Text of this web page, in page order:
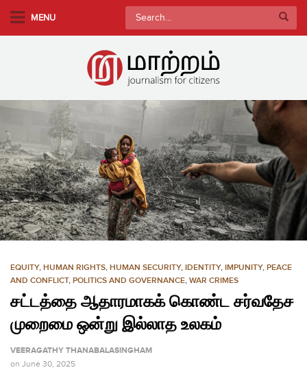
i
n
c
o
n
t
MENU
Search
for:
EQUITY, HUMAN RIGHTS, HUMAN SECURITY, IDENTITY, IMPUNITY, PEACE
AND CONFLICT, POLITICS AND GOVERNANCE, WAR CRIMES
சட்டத்தை ஆதாரமாகக் கொண்ட சர்வதேச
முறைமை ஒன்று இல்லாத உலகம்
VEERAGATHY THANABALASINGHAM
on June 30, 2025